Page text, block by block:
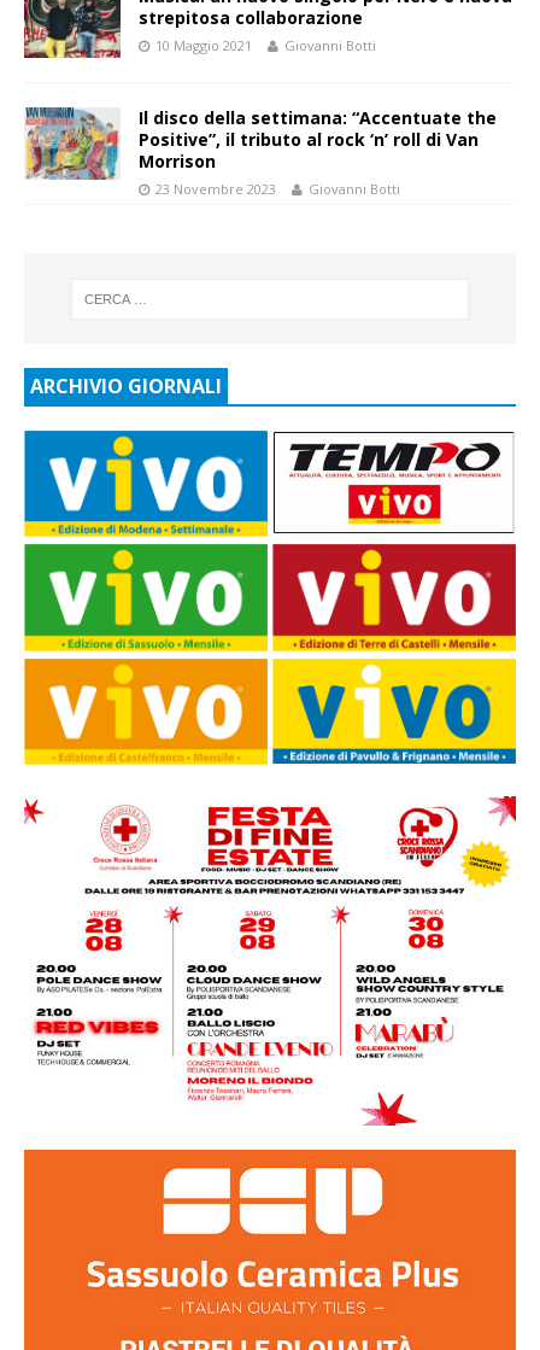
strepitosa collaborazione
10 Maggio 2021 Giovanni Botti
Il disco della settimana: “Accentuate the
Positive”, il tributo al rock ‘n’ roll di Van
Morrison
23 Novembre 2023 Giovanni Botti
ARCHIVIO GIORNALI